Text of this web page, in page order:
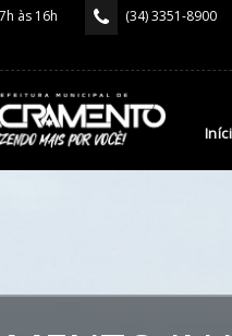
às 16h (34) 3351-8900